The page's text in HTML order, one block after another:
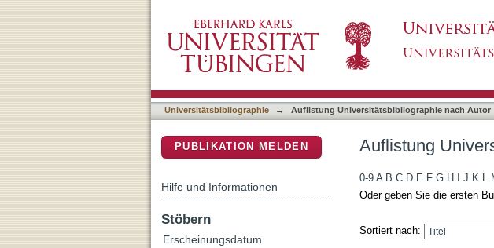
Universitätsbibliographie → Auflistung Universitätsbibliographie nach Autor
Auflistung
0-9 A B C D E F G H J K L
Oder geben Sie die ersten
Sortiert nach:
PUBLIKATION MELDEN
Hilfe und Informationen
Stöbern
Erscheinungsdatum